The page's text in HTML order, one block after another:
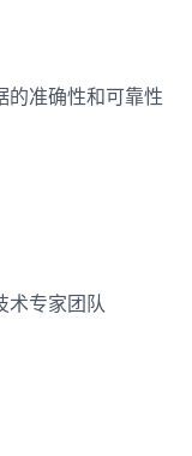
的准确性和可靠性
术专家团队